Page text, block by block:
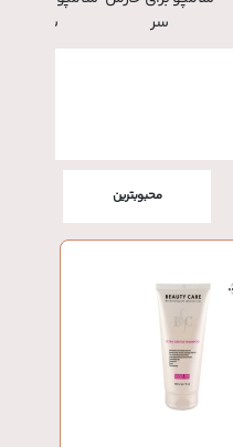
سر
سر
محبوبترین